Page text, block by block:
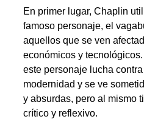
En primer lugar, Chaplin
famoso personaje, el
aquellos que se ven
económicos y
este personaje lucha
modernidad y se ve
y absurdas, pero al mismo
crítico y reflexivo.